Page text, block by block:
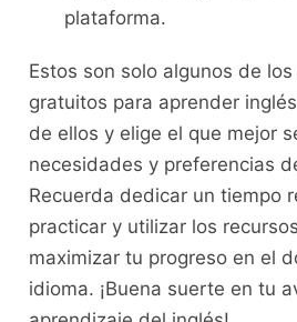
plataforma.
Estos​ son solo algunos de​
⁣gratuitos para aprender
de ellos y elige ⁤el ⁢que mejor⁣
necesidades y preferencias
Recuerda dedicar un tiempo​
practicar y‍ utilizar los
⁤maximizar ⁣tu‍ progreso en el
idioma.‍ ¡Buena suerte⁣ en tu